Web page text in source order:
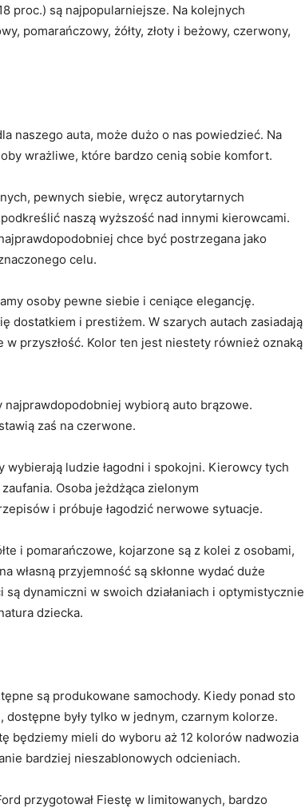
proc.) są najpopularniejsze. Na kolejnych
pomarańczowy, żółty, złoty i beżowy, czerwony,
naszego auta, może dużo o nas powiedzieć. Na
wrażliwe, które bardzo cenią sobie komfort.
pewnych siebie, wręcz autorytarnych
naszą wyższość nad innymi kierowcami.
chce być postrzegana jako
celu.
osoby pewne siebie i ceniące elegancję.
dostatkiem i prestiżem. W szarych autach zasiadają
przyszłość. Kolor ten jest niestety również oznaką
najprawdopodobniej wybiorą auto brązowe.
zaś na czerwone.
ludzie łagodni i spokojni. Kierowcy tych
Osoba jeżdżąca zielonym
i próbuje łagodzić nerwowe sytuacje.
i pomarańczowe, kojarzone są z kolei z osobami,
własną przyjemność są skłonne wydać duże
dynamiczni w swoich działaniach i optymistycznie
dziecka.
są produkowane samochody. Kiedy ponad sto
były tylko w jednym, czarnym kolorze.
będziemy mieli do wyboru aż 12 kolorów nadwozia
bardziej nieszablonowych odcieniach.
przygotował Fiestę w limitowanych, bardzo